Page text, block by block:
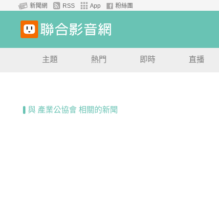
新聞網 RSS App 粉絲團
主題 熱門 即時 直播
與 產業公協會 相關的新聞